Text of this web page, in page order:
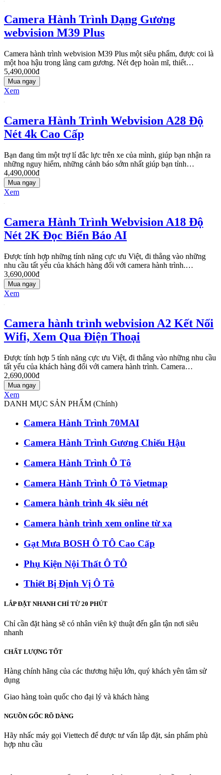
Camera Hành Trình Dạng Gương
webvision M39 Plus
Camera hành trình webvision M39 Plus một siêu phẩm, được coi là
một hoa hậu trong làng cam gương. Nét đẹp hoàn mĩ, thiết…
5,490,000đ
Mua ngay
Xem
Camera Hành Trình Webvision A28 Độ
Nét 4k Cao Cấp
Bạn đang tìm một trợ lí đắc lực trên xe của mình, giúp bạn nhận ra
những nguy hiểm, những cảnh báo sớm nhất giúp bạn tỉnh…
4,490,000đ
Mua ngay
Xem
Camera Hành Trình Webvision A18 Độ
Nét 2K Đọc Biển Báo AI
Được tính hợp những tính năng cực ưu Việt, đi thẳng vào những
nhu cầu tất yếu của khách hàng đối với camera hành trình.…
3,690,000đ
Mua ngay
Xem
Camera hành trình webvision A2 Kết Nối
Wifi, Xem Qua Điện Thoại
Được tính hợp 5 tính năng cực ưu Việt, đi thẳng vào những nhu cầu
tất yếu của khách hàng đối với camera hành trình. Camera…
2,690,000đ
Mua ngay
Xem
DANH MỤC SẢN PHẨM (Chính)
Camera Hành Trình 70MAI
Camera Hành Trình Gương Chiếu Hậu
Camera Hành Trình Ô Tô
Camera Hành Trình Ô Tô Vietmap
Camera hành trình 4k siêu nét
Camera hành trình xem online từ xa
Gạt Mưa BOSH Ô TÔ Cao Cấp
Phụ Kiện Nội Thất Ô TÔ
Thiết Bị Định Vị Ô Tô
LẮP ĐẶT NHANH CHỈ TỪ 20 PHÚT
Chỉ cần đặt hàng sẽ có nhân viên kỹ thuật đến gắn tận nơi siêu
nhanh
CHẤT LƯỢNG TỐT
Hàng chính hãng của các thương hiệu lớn, quý khách yên tâm sử
dụng
Giao hàng toàn quốc cho đại lý và khách hàng
NGUỒN GỐC RÕ DÀNG
Hãy nhấc máy gọi Viettech để được tư vấn lắp đặt, sản phẩm phù
hợp nhu cầu